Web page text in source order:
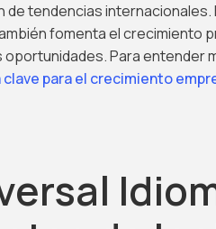
tendencias internacionales.
fomenta el crecimiento
Para entender
para el crecimiento